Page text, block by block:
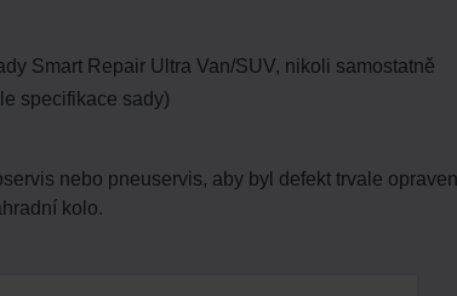
Smart Repair Ultra Van/SUV, nikoli samostatně
specifikace sady)
nebo pneuservis, aby byl defekt trvale
kolo.